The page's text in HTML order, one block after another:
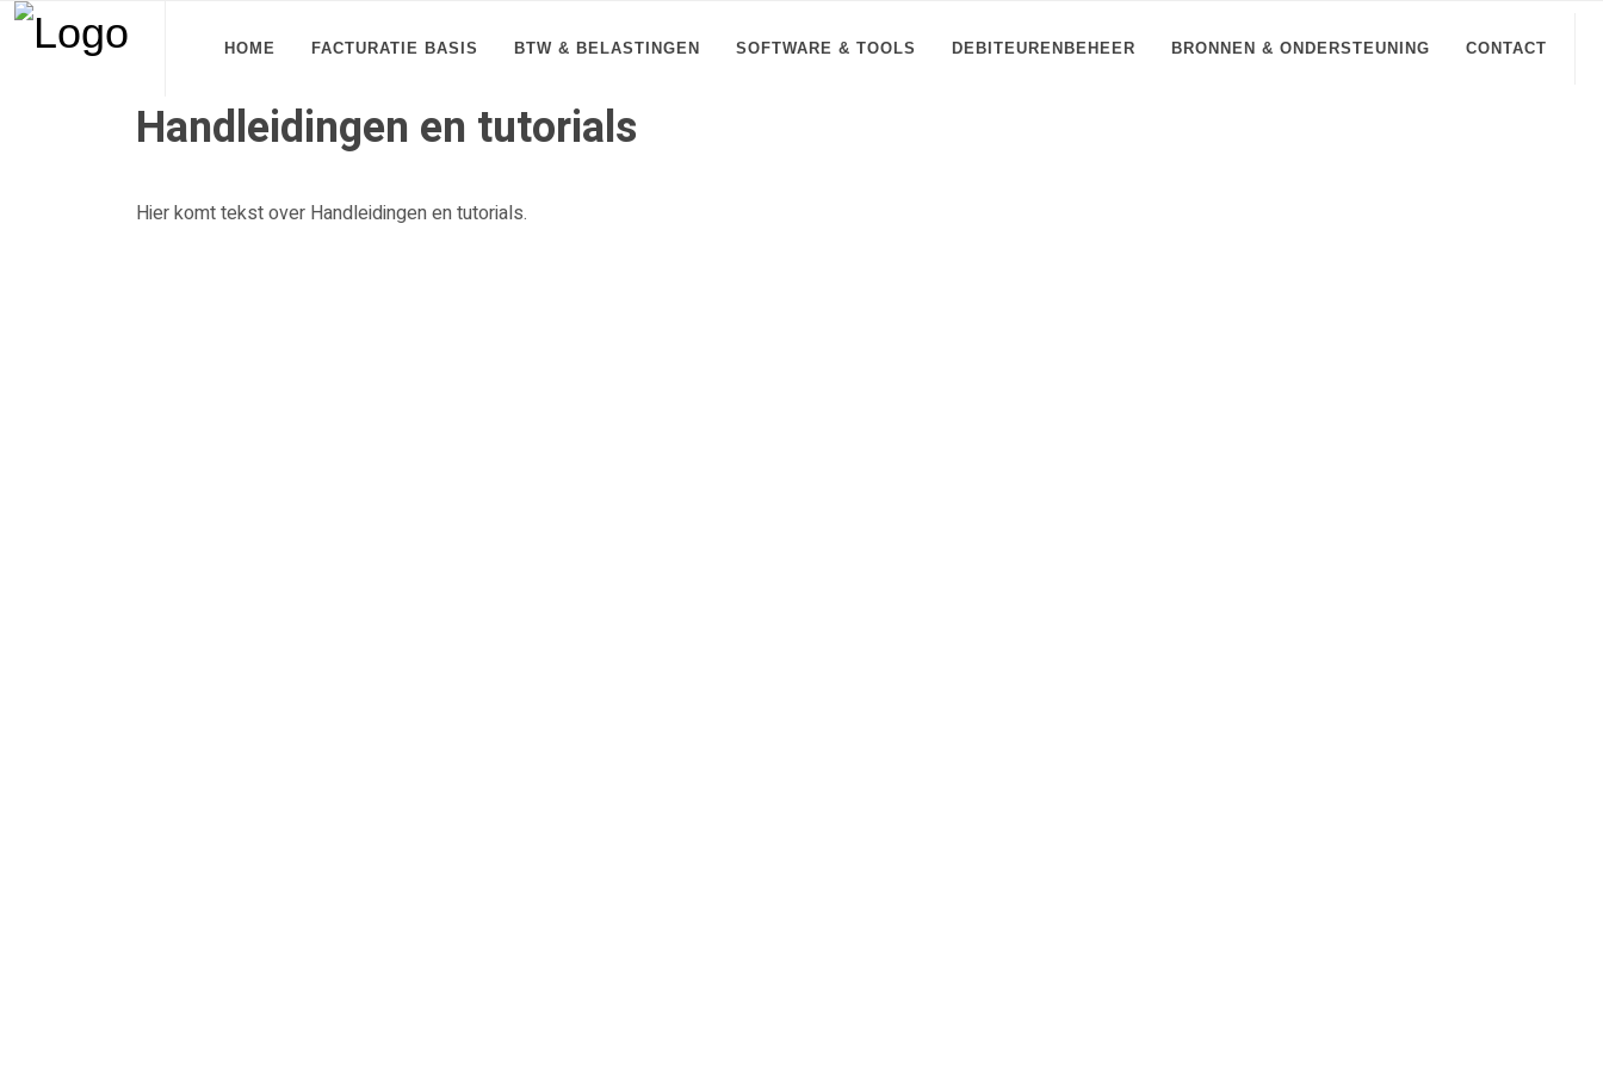
HOME FACTURATIE BASIS BTW & BELASTINGEN SOFTWARE & TOOLS DEBITEURENBEHEER BRONNEN & ONDERSTEUNING CONTACT
Handleidingen en tutorials
Hier komt tekst over Handleidingen en tutorials.